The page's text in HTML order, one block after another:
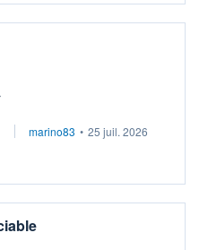
marino83 • 25 juil. 2026